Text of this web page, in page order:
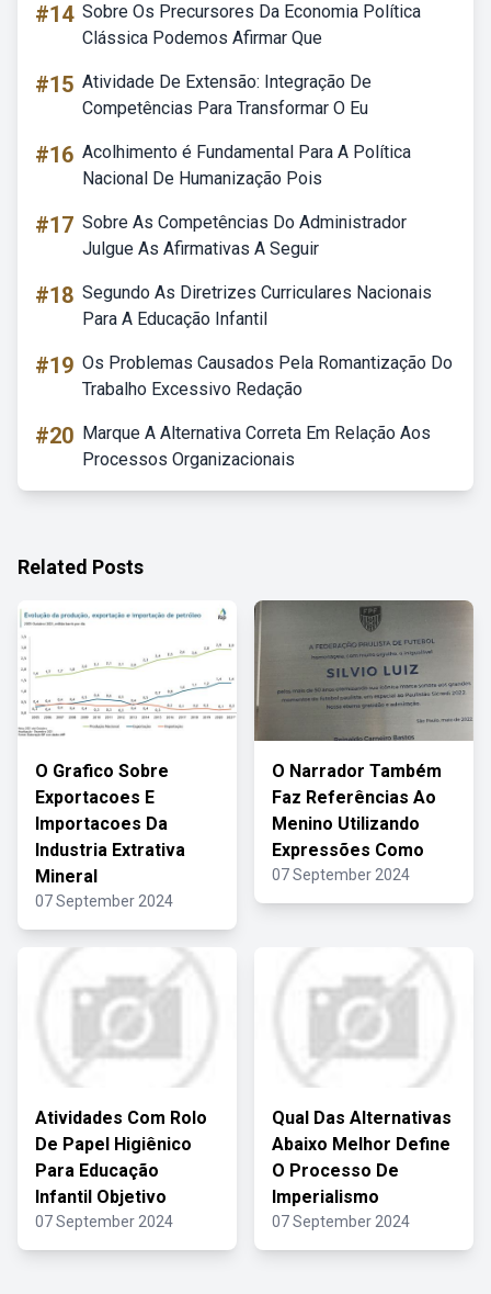
#14 Sobre Os Precursores Da Economia Política
Clássica Podemos Afirmar Que
#15 Atividade De Extensão: Integração De
Competências Para Transformar O Eu
#16 Acolhimento é Fundamental Para A Política
Nacional De Humanização Pois
#17 Sobre As Competências Do Administrador
Julgue As Afirmativas A Seguir
#18 Segundo As Diretrizes Curriculares Nacionais
Para A Educação Infantil
#19 Os Problemas Causados Pela Romantização Do
Trabalho Excessivo Redação
#20 Marque A Alternativa Correta Em Relação Aos
Processos Organizacionais
Related Posts
O Grafico Sobre
Exportacoes E
Importacoes Da
Industria Extrativa
Mineral
07 September 2024
O Narrador Também
Faz Referências Ao
Menino Utilizando
Expressões Como
07 September 2024
Atividades Com Rolo
De Papel Higiênico
Para Educação
Infantil Objetivo
07 September 2024
Qual Das Alternativas
Abaixo Melhor Define
O Processo De
Imperialismo
07 September 2024